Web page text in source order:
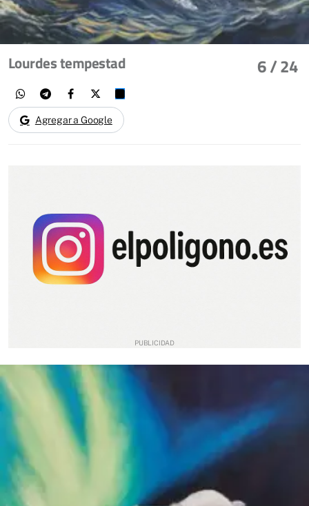
6/ 24
Lourdes tempestad
Agregar a Google